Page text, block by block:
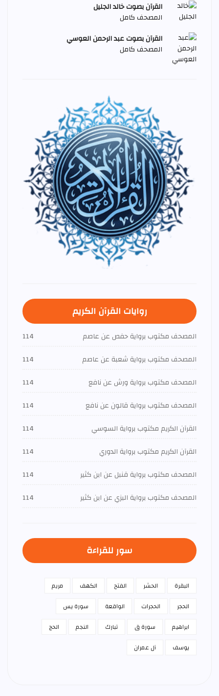
القرآن بصوت خالد الجليل
المصحف كامل
القرآن بصوت عبد الرحمن العوسي
المصحف كامل
روايات القرآن الكريم
المصحف مكتوب برواية حفص عن عاصم
114
المصحف مكتوب برواية شعبة عن عاصم
114
المصحف مكتوب برواية ورش عن نافع
114
المصحف مكتوب برواية قالون عن نافع
114
القرآن الكريم مكتوب برواية السوسي
114
القرآن الكريم مكتوب برواية الدوري
114
المصحف مكتوب برواية قنبل عن ابن كثير
114
المصحف مكتوب برواية البزي عن ابن كثير
114
سور للقراءة
البقرة الحشر الفتح الكهف
مريم
الحجر
الحجرات الواقعة
سورة يس
ابراهيم
سورة ق تبارك النجم
الحج
يوسف
آل عمران